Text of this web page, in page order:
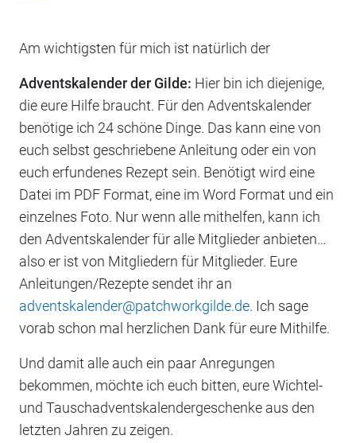
Am wichtigsten für mich ist natürlich der
Adventskalender der Gilde: Hier bin ich diejenige,
die eure Hilfe braucht. Für den Adventskalender
benötige ich 24 schöne Dinge. Das kann eine von
euch selbst geschriebene Anleitung oder ein von
euch erfundenes Rezept sein. Benötigt wird eine
Datei im PDF Format, eine im Word Format und ein
einzelnes Foto. Nur wenn alle mithelfen, kann ich
den Adventskalender für alle Mitglieder anbieten…
also er ist von Mitgliedern für Mitglieder. Eure
Anleitungen/Rezepte sendet ihr an
adventskalender@patchworkgilde.de. Ich sage
vorab schon mal herzlichen Dank für eure Mithilfe.
Und damit alle auch ein paar Anregungen
bekommen, möchte ich euch bitten, eure Wichtel-
und Tauschadventskalendergeschenke aus den
letzten Jahren zu zeigen.